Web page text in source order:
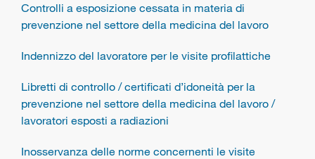
Controlli a esposizione cessata in materia di
prevenzione nel settore della medicina del lavoro
Indennizzo del lavoratore per le visite profilattiche
Libretti di controllo / certificati d’idoneità per la
prevenzione nel settore della medicina del lavoro /
lavoratori esposti a radiazioni
Inosservanza delle norme concernenti le visite